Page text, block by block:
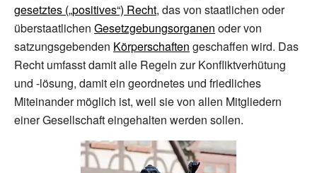
gesetztes („positives“) Recht, das von staatlichen oder
überstaatlichen Gesetzgebungsorganen oder von
satzungsgebenden Körperschaften geschaffen wird. Das
Recht umfasst damit alle Regeln zur Konfliktverhütung
und -lösung, damit ein geordnetes und friedliches
Miteinander möglich ist, weil sie von allen Mitgliedern
einer Gesellschaft eingehalten werden sollen.